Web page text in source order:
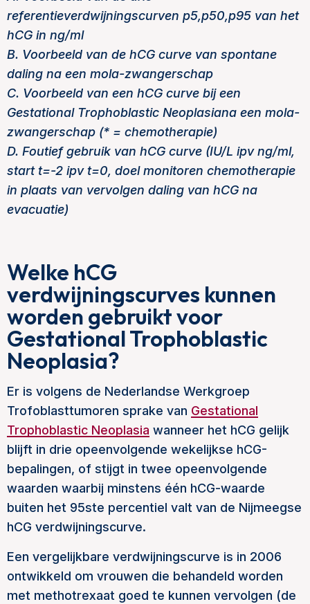
referentieverdwijningscurven p5,p50,p95 van het
hCG in ng/ml
B. Voorbeeld van de hCG curve van spontane
daling na een mola-zwangerschap
C. Voorbeeld van een hCG curve bij een
Gestational Trophoblastic Neoplasiana een mola-
zwangerschap (* = chemotherapie)
D. Foutief gebruik van hCG curve (IU/L ipv ng/ml,
start t=-2 ipv t=0, doel monitoren chemotherapie
in plaats van vervolgen daling van hCG na
evacuatie)
Welke hCG
verdwijningscurves kunnen
worden gebruikt voor
Gestational Trophoblastic
Neoplasia?
Er is volgens de Nederlandse Werkgroep
Trofoblasttumoren sprake van Gestational
Trophoblastic Neoplasia wanneer het hCG gelijk
blijft in drie opeenvolgende wekelijkse hCG-
bepalingen, of stijgt in twee opeenvolgende
waarden waarbij minstens één hCG-waarde
buiten het 95ste percentiel valt van de Nijmeegse
hCG verdwijningscurve.
Een vergelijkbare verdwijningscurve is in 2006
ontwikkeld om vrouwen die behandeld worden
met methotrexaat goed te kunnen vervolgen (de